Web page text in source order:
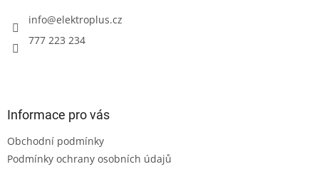
info@elektroplus.cz
777 223 234
Informace pro vás
Obchodní podmínky
Podmínky ochrany osobních údajů